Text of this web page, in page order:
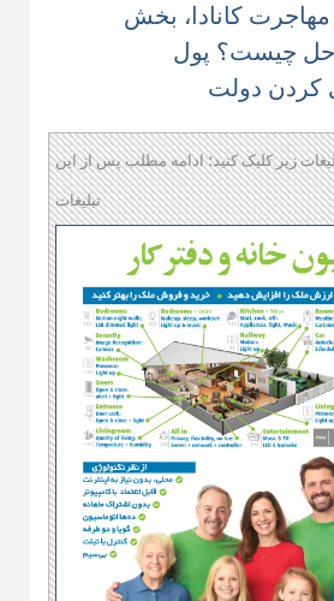
مهاجرت کانادا، بخش
حل چیست؟ پول
کردن دولت
زیر کلیک کنید؛ ادامه مطلب پس از این
تبلیغات